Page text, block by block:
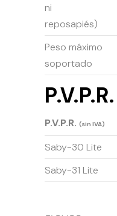
ni
reposapiés)
Peso máximo
soportado
P.V.P.R.
P.V.P.R. (sin IVA)
Saby-30 Lite
Saby-31 Lite